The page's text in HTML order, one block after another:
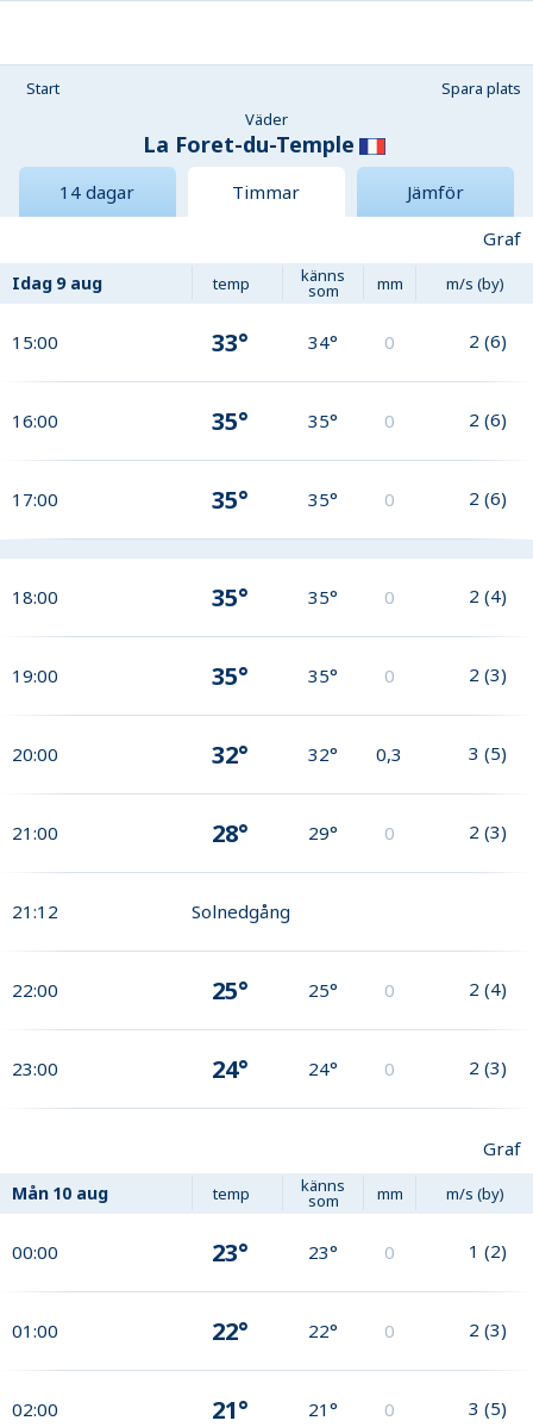
Start
Spara plats
Väder
La Foret-du-Temple
14 dagar Timmar
Jämför
Graf
Idag 9 aug temp känns
som mm m/s (by)
15:00 33° 34° 0 2 (6)
16:00 35° 35° 0 2 (6)
17:00 35° 35° 0 2 (6)
18:00 35° 35° 0 2 (4)
19:00 35° 35° 0 2 (3)
20:00 32° 32° 0,3 3 (5)
21:00 28° 29° 0 2 (3)
21:12 Solnedgång
22:00 25° 25° 0 2 (4)
23:00 24° 24° 0 2 (3)
Graf
Mån 10 aug temp känns
som mm m/s (by)
00:00 23° 23° 0 1 (2)
01:00 22° 22° 0 2 (3)
02:00 21° 21° 0 3 (5)